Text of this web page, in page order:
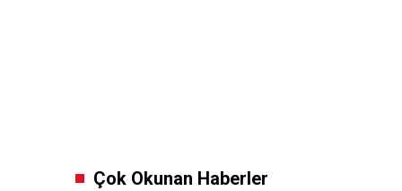
Çok Okunan Haberler